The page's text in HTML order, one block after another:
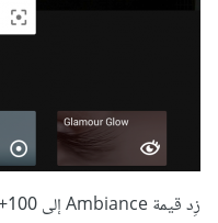
زِد قيمة Ambiance إلى 100+